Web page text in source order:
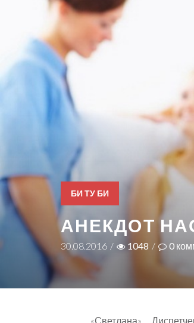
БИ ТУ БИ
АНЕКДОТ
30.08.2016 / 1048 / 0
«Светлана»…